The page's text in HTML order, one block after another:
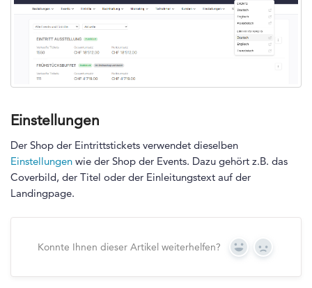
Einstellungen
Der Shop der Eintrittstickets verwendet dieselben
Einstellungen wie der Shop der Events. Dazu gehört z.B. das
Coverbild, der Titel oder der Einleitungstext auf der
Landingpage.
Konnte Ihnen dieser Artikel weiterhelfen? Yes No